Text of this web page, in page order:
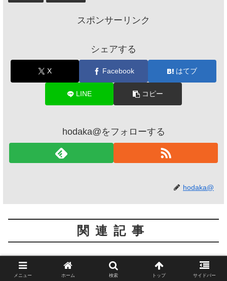
スポンサーリンク
シェアする
X Facebook はてブ
LINE コピー
hodaka@をフォローする
hodaka@
関連記事
Soundoq
メニュー ホーム 検索 トップ サイドバー